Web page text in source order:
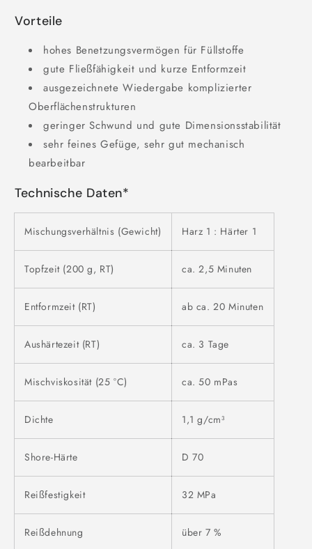
Vorteile
hohes Benetzungsvermögen für Füllstoffe
gute Fließfähigkeit und kurze Entformzeit
ausgezeichnete Wiedergabe komplizierter
Oberflächenstrukturen
geringer Schwund und gute Dimensionsstabilität
sehr feines Gefüge, sehr gut mechanisch
bearbeitbar
Technische Daten*
Mischungsverhältnis (Gewicht) Harz 1 : Härter 1
Topfzeit (200 g, RT) ca. 2,5 Minuten
Entformzeit (RT) ab ca. 20 Minuten
Aushärtezeit (RT) ca. 3 Tage
Mischviskosität (25 °C) ca. 50 mPas
Dichte 1,1 g/cm³
Shore-Härte D 70
Reißfestigkeit 32 MPa
Reißdehnung über 7 %